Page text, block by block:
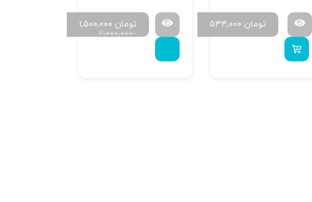
۵۳۴,۰۰۰ تومان
۲,۰۰۰,۰۰۰
۱,۵۰۰,۰۰۰ تومان